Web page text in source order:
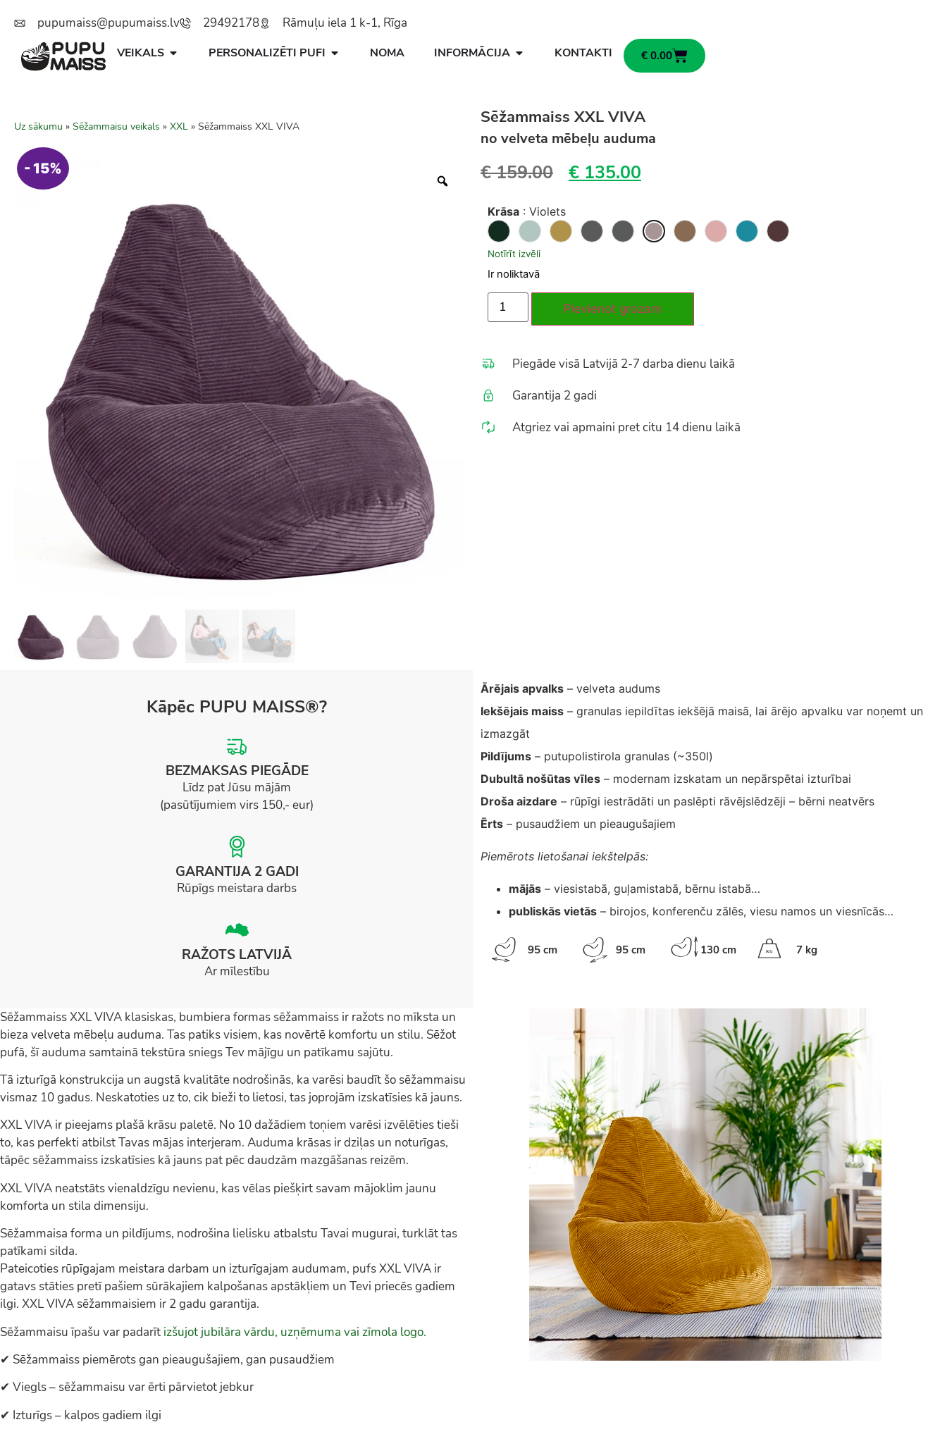
pupumaiss@pupumaiss.lv 29492178 Rāmuļu iela 1 k-1, Rīga
VEIKALS PERSONALIZĒTI PUFI NOMA INFORMĀCIJA KONTAKTI € 0.00
Uz sākumu » Sēžammaisu veikals » XXL » Sēžammaiss XXL VIVA
- 15%
Sēžammaiss XXL VIVA
no velveta mēbeļu auduma
€159.00 € 135.00
Krāsa : Violets
Notīrīt izvēli
Ir noliktavā
Pievienot grozam
Piegāde visā Latvijā 2-7 darba dienu laikā
Garantija 2 gadi
Atgriez vai apmaini pret citu 14 dienu laikā
Kāpēc PUPU MAISS®?
BEZMAKSAS PIEGĀDE
Līdz pat Jūsu mājām
(pasūtījumiem virs 150,- eur)
GARANTIJA 2 GADI
Rūpīgs meistara darbs
RAŽOTS LATVIJĀ
Ar mīlestību
Ārējais apvalks – velveta audums
Iekšējais maiss – granulas iepildītas iekšējā maisā, lai ārējo apvalku var noņemt un
izmazgāt
Pildījums – putupolistirola granulas (~350l)
Dubultā nošūtas vīles – modernam izskatam un nepārspētai izturībai
Droša aizdare – rūpīgi iestrādāti un paslēpti rāvējslēdzēji – bērni neatvērs
Ērts – pusaudžiem un pieaugušajiem
Piemērots lietošanai iekštelpās:
mājās – viesistabā, guļamistabā, bērnu istabā…
publiskās vietās – birojos, konferenču zālēs, viesu namos un viesnīcās…
95 cm 95 cm 130 cm KG 7 kg
Sēžammaiss XXL VIVA klasiskas, bumbiera formas sēžammaiss ir ražots no mīksta un
bieza velveta mēbeļu auduma. Tas patiks visiem, kas novērtē komfortu un stilu. Sēžot
pufā, šī auduma samtainā tekstūra sniegs Tev mājīgu un patīkamu sajūtu.
Tā izturīgā konstrukcija un augstā kvalitāte nodrošinās, ka varēsi baudīt šo sēžammaisu
vismaz 10 gadus. Neskatoties uz to, cik bieži to lietosi, tas joprojām izskatīsies kā jauns.
XXL VIVA ir pieejams plašā krāsu paletē. No 10 dažādiem toņiem varēsi izvēlēties tieši
to, kas perfekti atbilst Tavas mājas interjeram. Auduma krāsas ir dziļas un noturīgas,
tāpēc sēžammaiss izskatīsies kā jauns pat pēc daudzām mazgāšanas reizēm.
XXL VIVA neatstāts vienaldzīgu nevienu, kas vēlas piešķirt savam mājoklim jaunu
komforta un stila dimensiju.
Sēžammaisa forma un pildījums, nodrošina lielisku atbalstu Tavai mugurai, turklāt tas
patīkami silda.
Pateicoties rūpīgajam meistara darbam un izturīgajam audumam, pufs XXL VIVA ir
gatavs stāties pretī pašiem sūrākajiem kalpošanas apstākļiem un Tevi priecēs gadiem
ilgi. XXL VIVA sēžammaisiem ir 2 gadu garantija.
Sēžammaisu īpašu var padarīt izšujot jubilāra vārdu, uzņēmuma vai zīmola logo.
✔ Sēžammaiss piemērots gan pieaugušajiem, gan pusaudžiem
✔ Viegls – sēžammaisu var ērti pārvietot jebkur
✔ Izturīgs – kalpos gadiem ilgi